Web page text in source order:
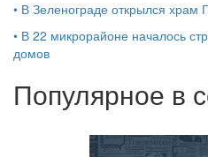
• В Зеленограде открылся храм
• В 22 микрорайоне началось
домов
Популярное в